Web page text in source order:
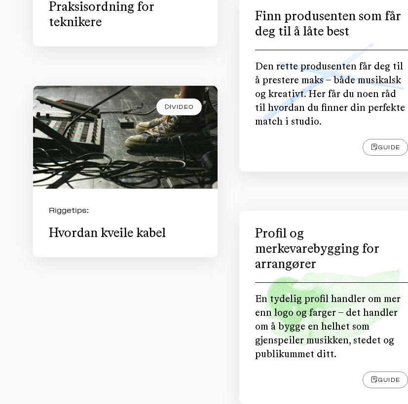
Praksisordning for
teknikere
Finn produsenten som får
deg til å låte best
Den rette produsenten får deg til
å prestere maks – både musikalsk
og kreativt. Her får du noen råd
til hvordan du finner din perfekte
match i studio.
GUIDE
VIDEO
Riggetips:
Hvordan kveile kabel
Profil og
merkevarebygging for
arrangører
En tydelig profil handler om mer
enn logo og farger – det handler
om å bygge en helhet som
gjenspeiler musikken, stedet og
publikummet ditt.
GUIDE